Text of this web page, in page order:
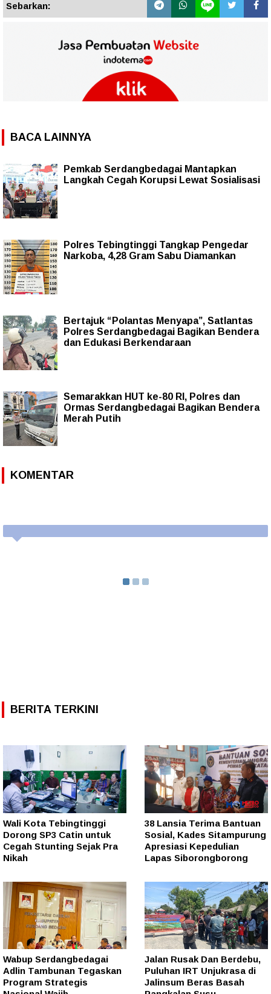
Sebarkan:
BACA LAINNYA
Pemkab Serdangbedagai Mantapkan
Langkah Cegah Korupsi Lewat Sosialisasi
Polres Tebingtinggi Tangkap Pengedar
Narkoba, 4,28 Gram Sabu Diamankan
Bertajuk “Polantas Menyapa”, Satlantas
Polres Serdangbedagai Bagikan Bendera
dan Edukasi Berkendaraan
Semarakkan HUT ke-80 RI, Polres dan
Ormas Serdangbedagai Bagikan Bendera
Merah Putih
KOMENTAR
BERITA TERKINI
Wali Kota Tebingtinggi
Dorong SP3 Catin untuk
Cegah Stunting Sejak Pra
Nikah
38 Lansia Terima Bantuan
Sosial, Kades Sitampurung
Apresiasi Kepedulian
Lapas Siborongborong
Wabup Serdangbedagai
Adlin Tambunan Tegaskan
Program Strategis
Jalan Rusak Dan Berdebu,
Puluhan IRT Unjukrasa di
Jalinsum Beras Basah